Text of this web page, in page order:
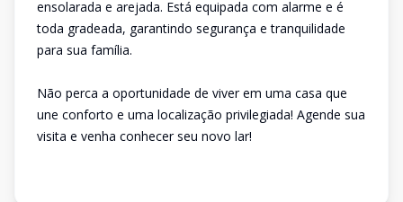
ensolarada e arejada. Está equipada com alarme e é
toda gradeada, garantindo segurança e tranquilidade
para sua família.
Não perca a oportunidade de viver em uma casa que
une conforto e uma localização privilegiada! Agende sua
visita e venha conhecer seu novo lar!